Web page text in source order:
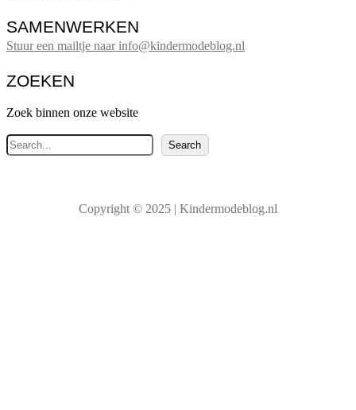
SAMENWERKEN
Stuur een mailtje naar info@kindermodeblog.nl
ZOEKEN
Zoek binnen onze website
Z
o
e
Search
Copyright © 2025 | Kindermodeblog.nl